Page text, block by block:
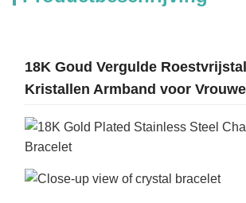
18K Goud Vergulde
Kristallen Armband voor